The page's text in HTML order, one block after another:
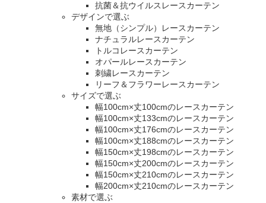
抗菌＆抗ウイルスレースカーテン
デザインで選ぶ
無地（シンプル）レースカーテン
ナチュラルレースカーテン
トルコレースカーテン
オパールレースカーテン
刺繍レースカーテン
リーフ＆フラワーレースカーテン
サイズで選ぶ
幅100cm×丈100cmのレースカーテン
幅100cm×丈133cmのレースカーテン
幅100cm×丈176cmのレースカーテン
幅100cm×丈188cmのレースカーテン
幅150cm×丈198cmのレースカーテン
幅150cm×丈200cmのレースカーテン
幅150cm×丈210cmのレースカーテン
幅200cm×丈210cmのレースカーテン
素材で選ぶ